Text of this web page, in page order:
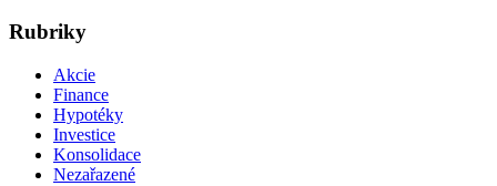
Rubriky
Akcie
Finance
Hypotéky
Investice
Konsolidace
Nezařazené